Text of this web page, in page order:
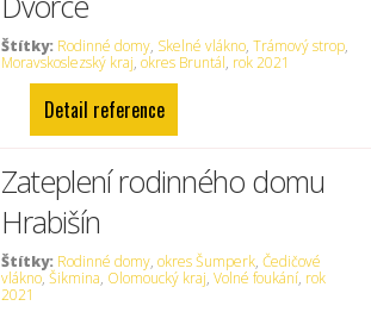
Štítky: Rodinné domy, Skelné vlákno,Trámový strop,
Moravskoslezský kraj,okres Bruntál, rok 2021
Detail reference
Zateplení rodinného domu
Hrabišín
Štítky: Rodinné domy,okres Šumperk,Čedičové
vlákno,Šikmina, Olomoucký kraj,Volné foukání, rok
2021